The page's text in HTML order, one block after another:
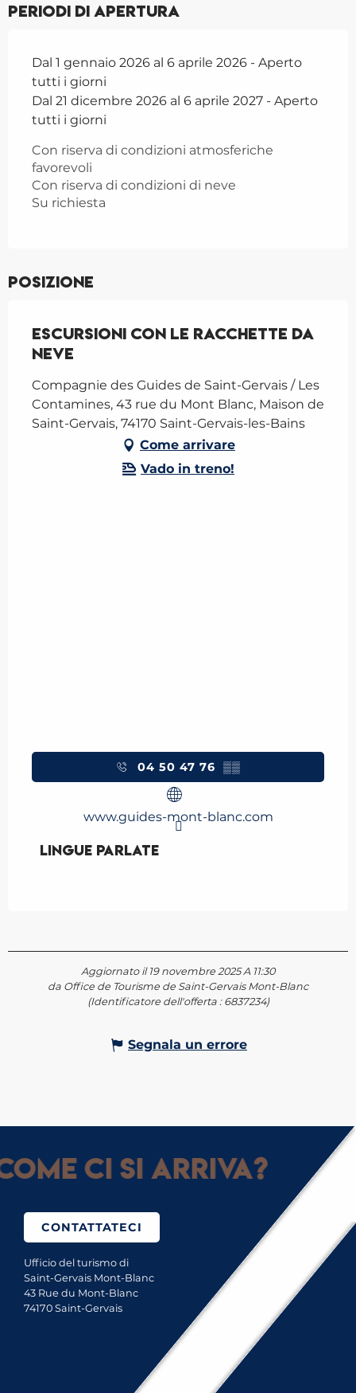
Periodi di apertura
Dal 1 gennaio 2026 al 6 aprile 2026 - Aperto
tutti i giorni
Dal 21 dicembre 2026 al 6 aprile 2027 - Aperto
tutti i giorni
Con riserva di condizioni atmosferiche
favorevoli
Con riserva di condizioni di neve
Su richiesta
Posizione
Escursioni con le racchette da
neve
Compagnie des Guides de Saint-Gervais / Les
Contamines, 43 rue du Mont Blanc, Maison de
Saint-Gervais, 74170 Saint-Gervais-les-Bains
Come arrivare
Vado in treno!
04 50 47 76 ▒▒
www.guides-mont-blanc.com
Lingue parlate
Lingue parlate
Aggiornato il 19 novembre 2025 A 11:30
da Office de Tourisme de Saint-Gervais Mont-Blanc
(Identificatore dell'offerta : 6837234)
Segnala un errore
ci si arriva?
CONTATTATECI
Ufficio del turismo di
Saint-Gervais Mont-Blanc
43 Rue du Mont-Blanc
74170 Saint-Gervais